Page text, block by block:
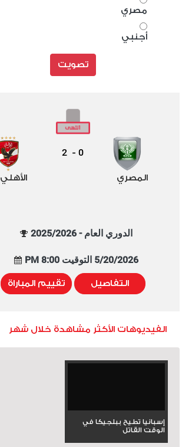
مصري
أجنبي
تصويت
المصري
0
-
2
الأهلي
الدوري العام - 2025/2026
5/20/2026 التوقيت 8:00 PM
التفاصيل تقييم المباراة
الفيديوهات الأكثر مشاهدة خلال شهر
إسبانيا تطيح ببلجيكا في
الوقت القاتل